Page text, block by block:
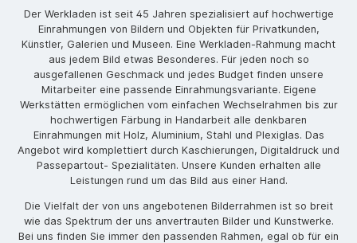
Der Werkladen ist seit 45 Jahren spezialisiert auf hochwertige
Einrahmungen von Bildern und Objekten für Privatkunden,
Künstler, Galerien und Museen. Eine Werkladen-Rahmung macht
aus jedem Bild etwas Besonderes. Für jeden noch so
ausgefallenen Geschmack und jedes Budget finden unsere
Mitarbeiter eine passende Einrahmungsvariante. Eigene
Werkstätten ermöglichen vom einfachen Wechselrahmen bis zur
hochwertigen Färbung in Handarbeit alle denkbaren
Einrahmungen mit Holz, Aluminium, Stahl und Plexiglas. Das
Angebot wird komplettiert durch Kaschierungen, Digitaldruck und
Passepartout- Spezialitäten. Unsere Kunden erhalten alle
Leistungen rund um das Bild aus einer Hand.
Die Vielfalt der von uns angebotenen Bilderrahmen ist so breit
wie das Spektrum der uns anvertrauten Bilder und Kunstwerke.
Bei uns finden Sie immer den passenden Rahmen, egal ob für ein